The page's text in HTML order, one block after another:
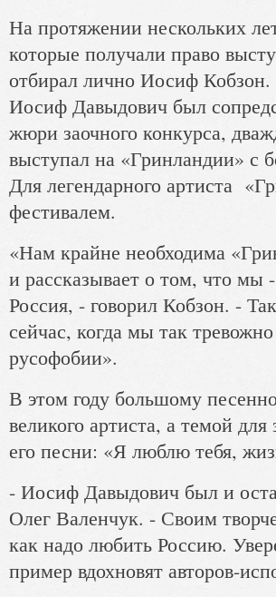
На протяжении нескольких
которые получали право
отбирал лично Иосиф
Иосиф Давыдович был
жюри заочного конкурса,
выступал на «Гринландии» с
Для легендарного артиста
фестивалем.
«Нам крайне необходима
и рассказывает о том, что мы
Россия, - говорил Кобзон. -
сейчас, когда мы так
русофобии».
В этом году большому
великого артиста, а темой для
его песни: «Я люблю тебя,
- Иосиф Давыдович был и
Олег Валенчук. - Своим
как надо любить Россию.
пример вдохновят авторов-